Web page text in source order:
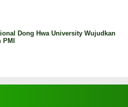
Dong Hwa University Wujudkan